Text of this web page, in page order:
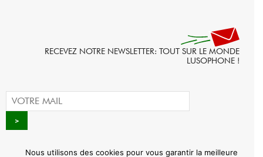
RECEVEZ NOTRE NEWSLETTER: TOUT SUR LE MONDE
LUSOPHONE !
Nous utilisons des cookies pour vous garantir la meilleure